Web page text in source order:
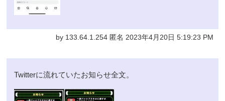
by 133.64.1.254 匿名 2023年4月20日 5:19:23 PM
Twitterに流れていたお知らせ全文。